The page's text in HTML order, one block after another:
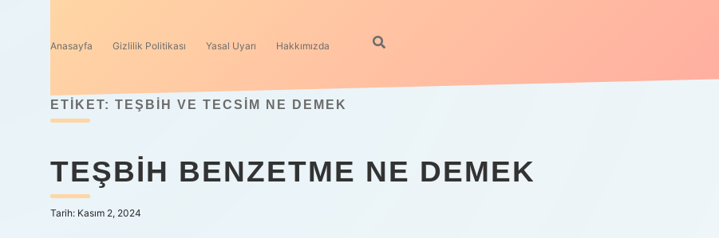
Anasayfa Gizlilik Politikası Yasal Uyarı Hakkımızda
ETIKET: TEŞBIH VE TECSIM NE DEMEK
TEŞBIH BENZETME NE DEMEK
Tarih: Kasım 2, 2024